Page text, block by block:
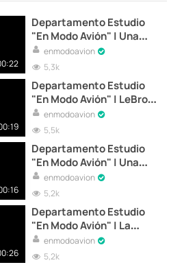
Departamento Estudio
"En Modo Avión" | Una
tienda para algo que no
existe
enmodoavion
5,3k
Departamento Estudio
"En Modo Avión" | LeBron
James en la tienda
enmodoavion
5,5k
Departamento Estudio
"En Modo Avión" | Una
tienda inspirada en el
cine
enmodoavion
5,2k
Departamento Estudio
"En Modo Avión" | La
tienda fisica es la parte
humana
enmodoavion
5,2k